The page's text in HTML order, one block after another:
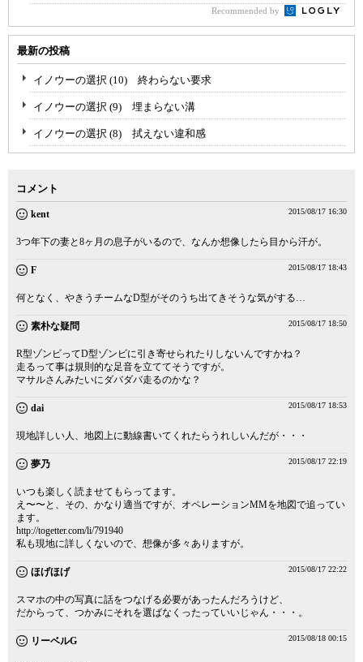
Recommended by
最新の投稿
イノウーの選択 (10) 終わらない要求
イノウーの選択 (9) 埋まらない溝
イノウーの選択 (8) 拭えない違和感
コメント
kent 2015/08/17 16:30
3つ年下の妻と8ヶ月の息子がいるので、なんか想像したら目から汗が。
F 2015/08/17 18:43
何となく、やきうチームなD型がそのうち出てきそうな気がする…
素朴な疑問 2015/08/17 18:50
R型ゾンビってD型ゾンビに引き寄せられたりしないんですかね？
走るって事は規則的な足音を立ててそうですが。
マサルさんみたいにダバダバ走るのかな？
dai 2015/08/17 18:53
現地詳しい人、地図上に動線書いてくれたらうれしいんだが・・・
夢乃 2015/08/17 22:19
いつも楽しく読ませてもらってます。
え〜〜と、その、かなり適当ですが、オペレーションMMを地図で追ってい
ます。
http://togetter.com/li/791940
私も現地に詳しくないので、想像が多々ありますが。
ほげほげ 2015/08/17 22:22
スマホの中の写真に話をつなげる必要があったんだろうけど、
だからって、つかみにそれを選ばなくったっていいじゃん・・・。
リーベルG 2015/08/18 00:15